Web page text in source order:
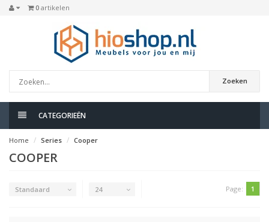
0 artikelen
Zoeken
CATEGORIEËN
Home Series Cooper
COOPER
Standaard 24 Page: 1